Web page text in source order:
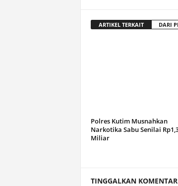
ARTIKEL TERKAIT DARI
Polres Kutim Musnahkan
Narkotika Sabu Senilai
Miliar
TINGGALKAN KOMENTAR